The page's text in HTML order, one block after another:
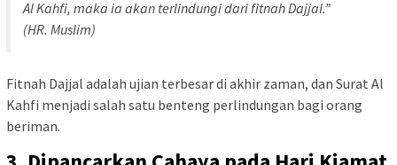
Al Kahfi, maka ia akan terlindungi dari fitnah Dajjal.”
(HR. Muslim)
Fitnah Dajjal adalah ujian terbesar di akhir zaman, dan Surat Al
Kahfi menjadi salah satu benteng perlindungan bagi orang
beriman.